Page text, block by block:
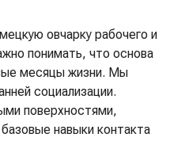
овчарку рабочего и
понимать, что основа
месяцы жизни. Мы
социализации.
поверхностями,
навыки контакта